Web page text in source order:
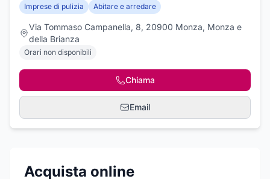
Imprese di pulizia Abitare e arredare
Via Tommaso Campanella, 8, 20900 Monza, Monza e
della Brianza
Orari non disponibili
Chiama
Email
Acquista online